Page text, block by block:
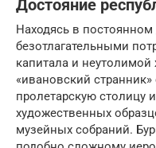
Достояние
Находясь в
безотлагательными
капитала и
«ивановский
пролетарскую столицу
художественных
музейных собраний.